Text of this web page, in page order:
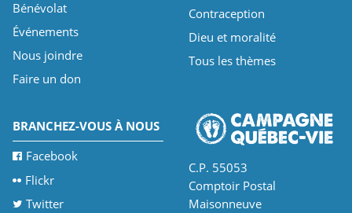
Bénévolat
Événements
Nous joindre
Faire un don
Contraception
Dieu et moralité
Tous les thèmes
BRANCHEZ-VOUS À NOUS
Facebook
Flickr
Twitter
C.P. 55053
Comptoir Postal
Maisonneuve